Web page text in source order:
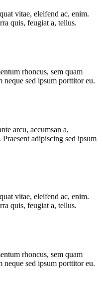
vitae, eleifend ac, enim.
quis, feugiat a, tellus.
rhoncus, sem quam
neque sed ipsum porttitor eu.
arcu, accumsan a,
adipiscing sed ipsum
vitae, eleifend ac, enim.
quis, feugiat a, tellus.
rhoncus, sem quam
neque sed ipsum porttitor eu.